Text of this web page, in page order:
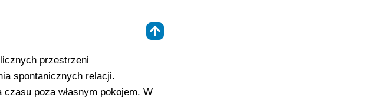
przestrzeni
spontanicznych relacji.
poza własnym pokojem. W